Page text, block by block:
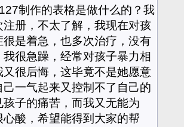
制作的表格是做什么的？我
注册，不太了解，我现在对孩
很是着急，也多次治疗，没有
很急躁，经常对孩子暴力相
又很后悔，这毕竟不是她愿意
己一气起来又控制不了自己的
孩子的痛苦，而我又无能为
心酸，希望能得到大家的帮